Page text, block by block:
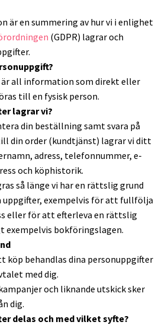
är en summering av hur vi i enlighet
(GDPR) lagrar och
är all information som direkt eller
till en fysisk person.
lagrar vi?
din beställning samt svara på
din order (kundtjänst) lagrar vi ditt
adress, telefonnummer, e-
och köphistorik.
så länge vi har en rättslig grund
uppgifter, exempelvis för att fullfölja
eller för att efterleva en rättslig
bokföringslagen.
köp behandlas dina personuppgifter
med dig.
och liknande utskick sker
dig.
delas och med vilket syfte?